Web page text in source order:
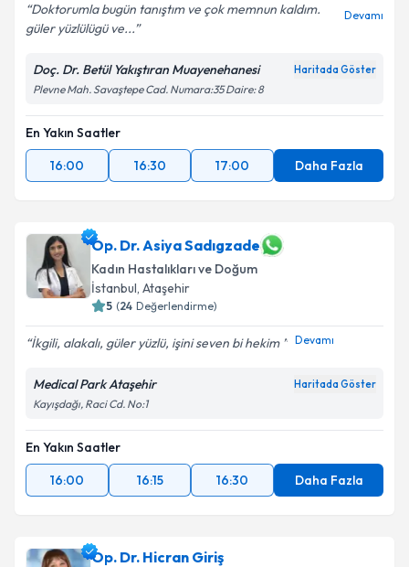
Doktorumla bugün tanıştım ve çok memnun kaldım.
güler yüzlülügü ve...
Devamı
Doç. Dr. Betül Yakıştıran Muayenehanesi Haritada Göster
Plevne Mah. Savaştepe Cad. Numara:35 Daire: 8
En Yakın Saatler
16:00
16:30 17:00 Daha Fazla
Op. Dr. Asiya Sadıgzade
Kadın Hastalıkları ve Doğum
İstanbul, Ataşehir
5 (24 Değerlendirme)
İkgili, alakalı, güler yüzlü, işini seven bi hekim Devamı
Medical Park Ataşehir Haritada Göster
Kayışdağı, Raci Cd. No:1
En Yakın Saatler
16:00
16:15 16:30 Daha Fazla
Op. Dr. Hicran Giriş